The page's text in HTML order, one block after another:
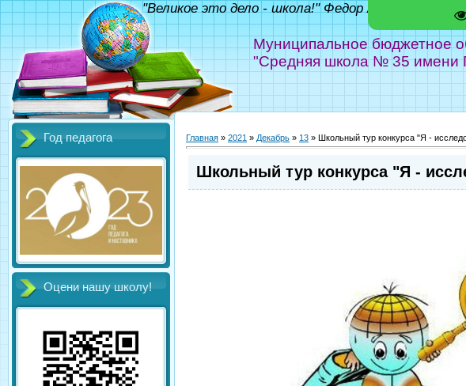
Муниципальное бюджетное
"Средняя школа № 35 имени
"Великое это дело - школа!" Федор Абрамов
Год педагога
Оцени нашу школу!
Главная » 2021 » Декабрь » 13 » Школьный тур конкурса "Я -
Школьный тур конкурса "Я -